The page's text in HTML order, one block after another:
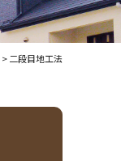
> 二段目地工法